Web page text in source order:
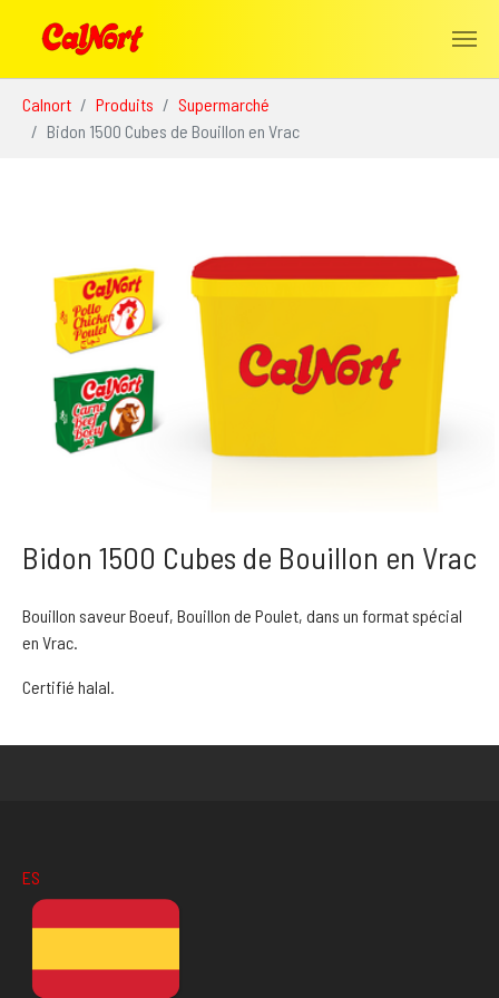
Calnort Produits
Supermarché
Bidon 1500 Cubes de Bouillon en Vrac
Bidon 1500 Cubes de Bouillon en Vrac
Bouillon saveur Boeuf, Bouillon de Poulet, dans un format spécial
en Vrac.
Certifié halal.
ES